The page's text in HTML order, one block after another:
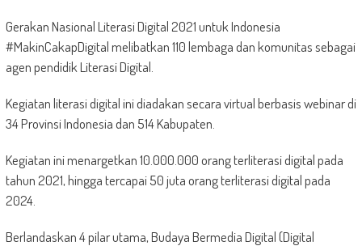
Gerakan Nasional Literasi Digital 2021 untuk Indonesia
#MakinCakapDigital melibatkan 110 lembaga dan komunitas sebagai
agen pendidik Literasi Digital.
Kegiatan literasi digital ini diadakan secara virtual berbasis webinar di
34 Provinsi Indonesia dan 514 Kabupaten.
Kegiatan ini menargetkan 10.000.000 orang terliterasi digital pada
tahun 2021, hingga tercapai 50 juta orang terliterasi digital pada
2024.
Berlandaskan 4 pilar utama, Budaya Bermedia Digital (Digital